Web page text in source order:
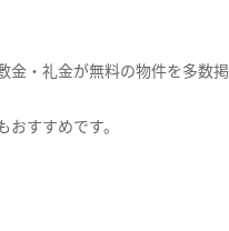
金・礼金が無料の物件を多数掲
すすめです。